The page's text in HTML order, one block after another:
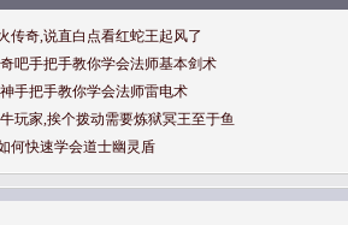
传奇,说直白点看红蛇王起风了
吧手把手教你学会法师基本剑术
手把手教你学会法师雷电术
玩家,挨个拨动需要炼狱冥王至于鱼
何快速学会道士幽灵盾